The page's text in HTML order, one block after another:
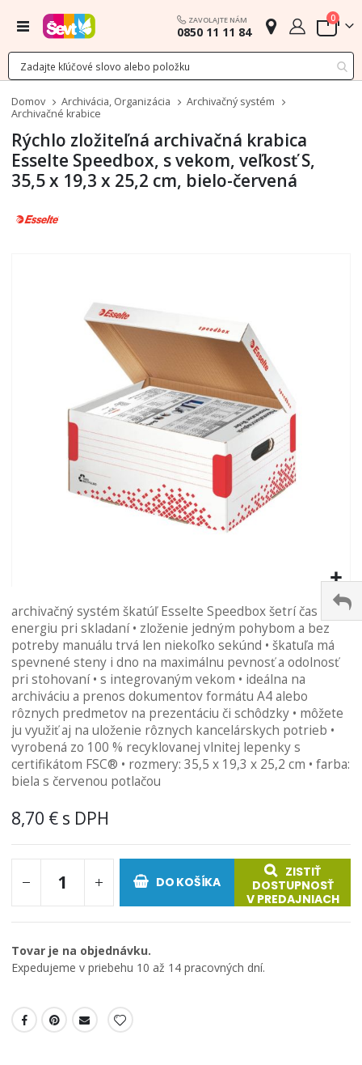
Menu ZAVOLAJTE NÁM
0850 11 11 84 Cart
0
Domov Archivácia, Organizácia
Archivačný systém
Archivačné krabice
Rýchlo zložiteľná archivačná krabica
Esselte Speedbox, s vekom, veľkosť S,
35,5 x 19,3 x 25,2 cm, bielo-červená
na
začiatok
galérie
obrázkov
archivačný systém škatúľ Esselte Speedbox šetrí čas a
energiu pri skladaní • zloženie jedným pohybom a bez
potreby manuálu trvá len niekoľko sekúnd • škatuľa má
spevnené steny i dno na maximálnu pevnosť a odolnosť
pri stohovaní • s integrovaným vekom • ideálna na
archiváciu a prenos dokumentov formátu A4 alebo
rôznych predmetov na prezentáciu či schôdzky • môžete
ju využiť aj na uloženie rôznych kancelárskych potrieb •
vyrobená zo 100 % recyklovanej vlnitej lepenky s
certifikátom FSC® • rozmery: 35,5 x 19,3 x 25,2 cm • farba:
biela s červenou potlačou
8,70 €
DO KOŠÍKA
ZISTIŤ
DOSTUPNOSŤ
V PREDAJNIACH
Tovar je na objednávku.
Expedujeme v priebehu 10 až 14 pracovných dní.